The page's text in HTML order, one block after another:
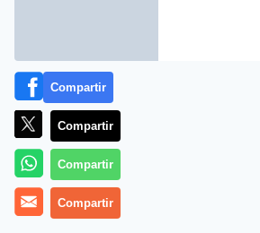
Más información
Compartir
Compartir
Compartir
Compartir